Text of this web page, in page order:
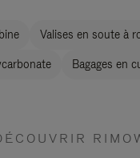
Valises en soute à
Bagages en